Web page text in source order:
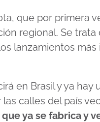
que por primera
regional. Se trata
lanzamientos
en Brasil y ya hay
calles del país
ya se fabrica y